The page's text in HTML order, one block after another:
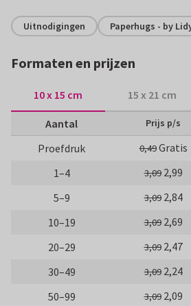
Uitnodigingen Paperhugs - by
Formaten en prijzen
10 x 15 cm 15 x 21 cm
Aantal Prijs p/s
Proefdruk 0,49Gratis
1–4
3,09 2,99
5–9
3,09 2,84
10–19
3,09 2,69
20–29
3,09 2,47
30–49
3,09 2,24
50–99
3,09 2,09